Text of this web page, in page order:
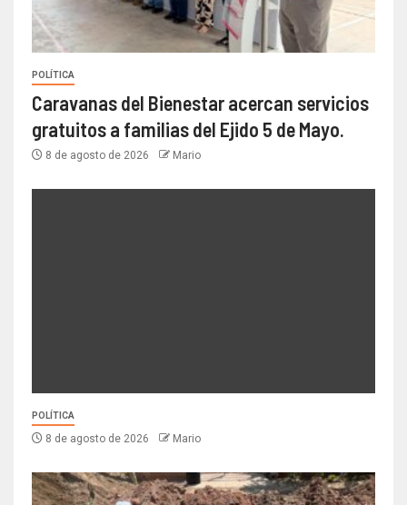
POLÍTICA
Caravanas del Bienestar acercan servicios
gratuitos a familias del Ejido 5 de Mayo.
8 de agosto de 2026 Mario
POLÍTICA
8 de agosto de 2026 Mario